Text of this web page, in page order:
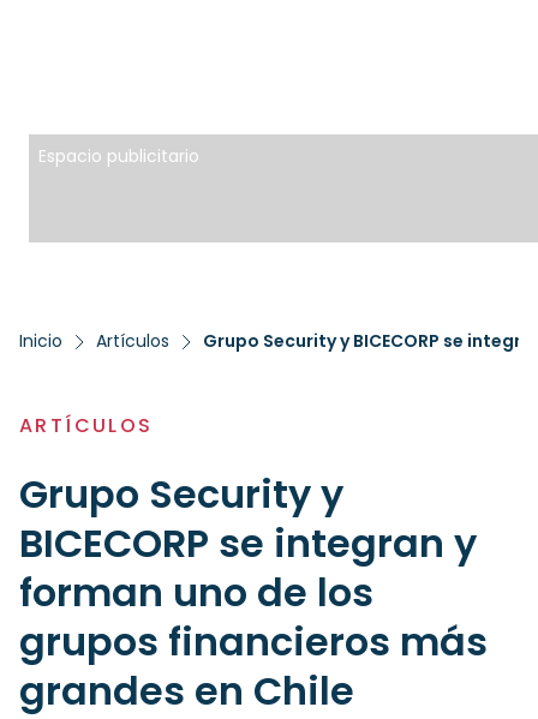
Espacio publicitario
Inicio Artículos
ARTÍCULOS
Grupo Security y
BICECORP se integran y
forman uno de los
grupos financieros más
grandes en Chile